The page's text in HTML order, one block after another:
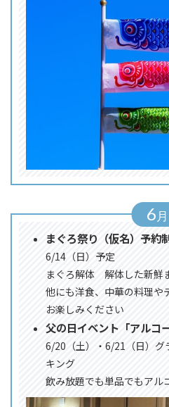
6
まぐろ祭り（仮名）予約
6/14（日）予定
まぐろ解体 解体した新鮮
他にも洋食、中華の料理や
お楽しみください
父の日イベント「アルコ
6/20（土）・6/21（日）
キング
飲み放題でも単品でもアル